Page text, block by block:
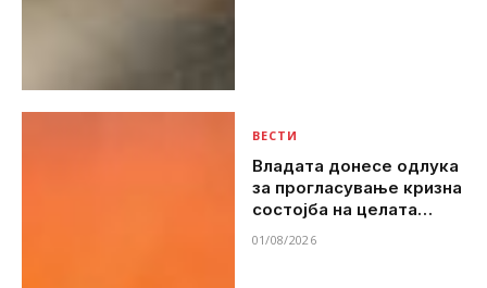
ВЕСТИ
Владата донесе одлука
за прогласување кризна
состојба на целата
01/08/2026